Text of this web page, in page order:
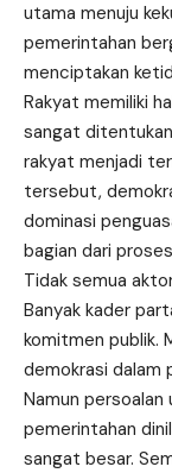
utama menuju
pemerintahan
menciptakan
Rakyat memiliki
sangat
rakyat menjadi
tersebut,
dominasi
bagian dari
Tidak semua
Banyak kader
komitmen publik.
demokrasi dalam
Namun persoalan
pemerintahan
sangat besar.